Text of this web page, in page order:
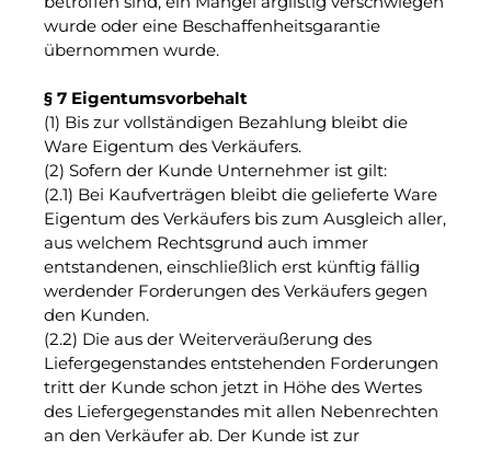
wurde oder eine Beschaffenheitsgarantie
übernommen wurde.
§ 7 Eigentumsvorbehalt
(1) Bis zur vollständigen Bezahlung bleibt die
Ware Eigentum des Verkäufers.
(2) Sofern der Kunde Unternehmer ist gilt:
(2.1) Bei Kaufverträgen bleibt die gelieferte Ware
Eigentum des Verkäufers bis zum Ausgleich aller,
aus welchem Rechtsgrund auch immer
entstandenen, einschließlich erst künftig fällig
werdender Forderungen des Verkäufers gegen
den Kunden.
(2.2) Die aus der Weiterveräußerung des
Liefergegenstandes entstehenden Forderungen
tritt der Kunde schon jetzt in Höhe des Wertes
des Liefergegenstandes mit allen Nebenrechten
an den Verkäufer ab. Der Kunde ist zur